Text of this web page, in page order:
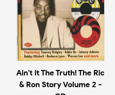
Ain't It The Truth! The Ric
& Ron Story Volume 2 -